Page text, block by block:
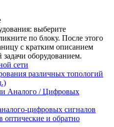
выберите
по блоку. После этого
с кратким описанием
оборудованием.
сети
различных топологий
Аналого / Цифровых
цифровых сигналов
и обратно